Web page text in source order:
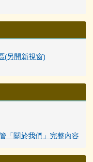
「關於我們」完整內容